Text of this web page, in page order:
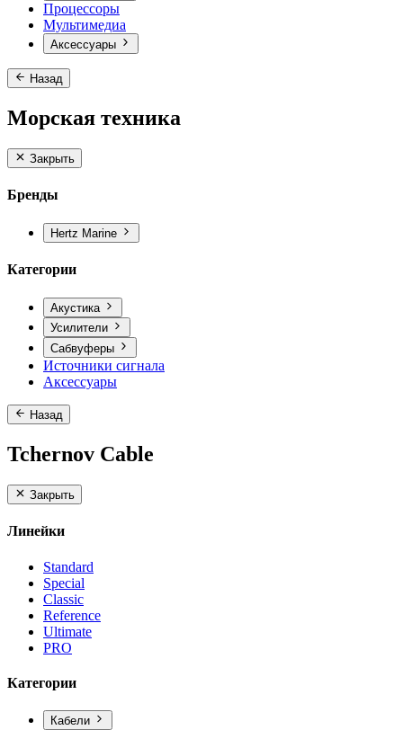
Процессоры
Мультимедиа
Аксессуары
Назад
Морская техника
Закрыть
Бренды
Hertz Marine
Категории
Акустика
Усилители
Сабвуферы
Источники сигнала
Аксессуары
Назад
Tchernov Cable
Закрыть
Линейки
Standard
Special
Classic
Reference
Ultimate
PRO
Категории
Кабели